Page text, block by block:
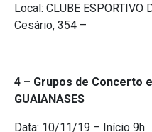
Local: CLUBE ESPORTIVO
Cesário, 354 –
4 – Grupos de Concerto
GUAIANASES
Data: ​10/11/19​ – Início 9h